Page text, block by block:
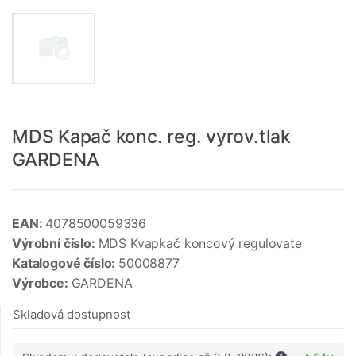
MDS Kapač konc. reg. vyrov.tlak
GARDENA
EAN: 4078500059336
Výrobní číslo: MDS Kvapkač koncový regulovate
Katalogové číslo: 50008877
Výrobce: GARDENA
Skladová dostupnost